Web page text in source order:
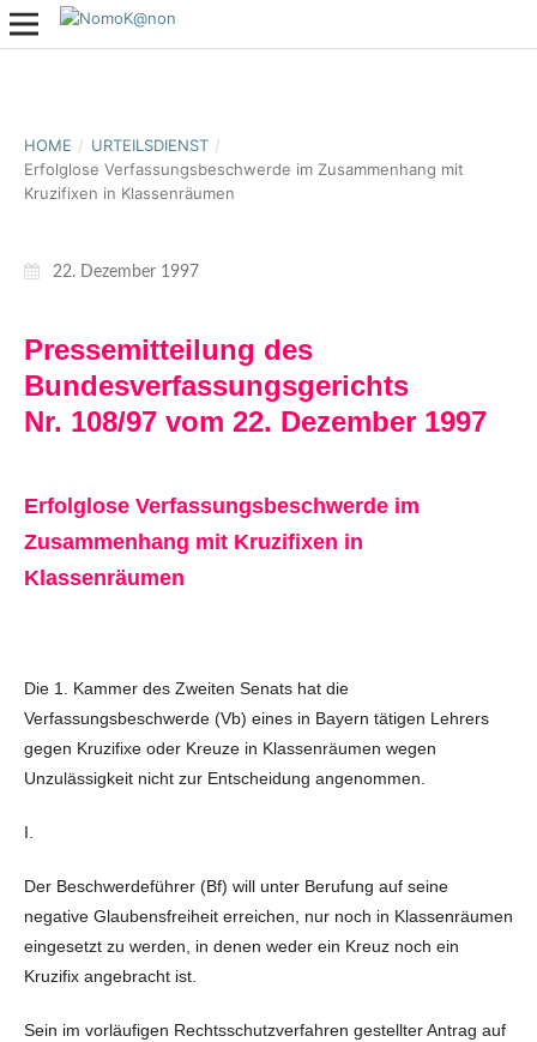
HOME / URTEILSDIENST /
Erfolglose Verfassungsbeschwerde im Zusammenhang mit
Kruzifixen in Klassenräumen
22. Dezember 1997
Pressemitteilung des
Bundesverfassungsgerichts
Nr. 108/97 vom 22. Dezember 1997
Erfolglose Verfassungsbeschwerde im
Zusammenhang mit Kruzifixen in
Klassenräumen
Die 1. Kammer des Zweiten Senats hat die
Verfassungsbeschwerde (Vb) eines in Bayern tätigen Lehrers
gegen Kruzifixe oder Kreuze in Klassenräumen wegen
Unzulässigkeit nicht zur Entscheidung angenommen.
I.
Der Beschwerdeführer (Bf) will unter Berufung auf seine
negative Glaubensfreiheit erreichen, nur noch in Klassenräumen
eingesetzt zu werden, in denen weder ein Kreuz noch ein
Kruzifix angebracht ist.
Sein im vorläufigen Rechtsschutzverfahren gestellter Antrag auf